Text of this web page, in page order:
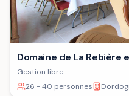
Domaine de La Rebière
Gestion libre
26 - 40 personnes